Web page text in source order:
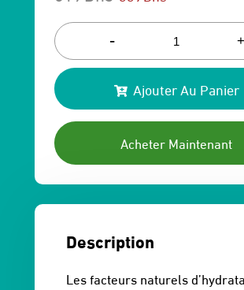
Le
prix
initial
était :
339 Dhs.
Le
prix
actuel
est :
319 Dhs.
- +
Ajouter Au Panier
Acheter Maintenant
Description
Les facteurs naturels